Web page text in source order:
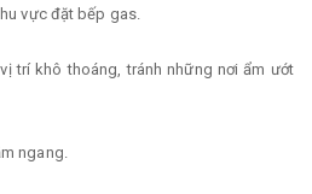
vực đặt bếp gas.
trí khô thoáng, tránh những nơi ẩm ướt
ngang.